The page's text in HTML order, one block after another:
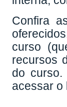
Confira
curso
recursos
do
acessar o